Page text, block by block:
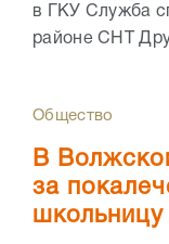
в ГКУ Служба
районе СНТ
Общество
В
за
школьницу